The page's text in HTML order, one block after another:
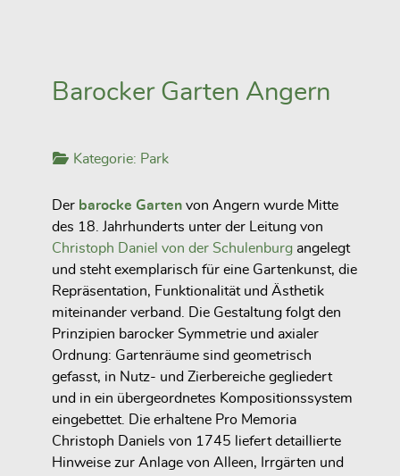
Barocker Garten Angern
Kategorie: Park
Der barocke Garten von Angern wurde Mitte
des 18. Jahrhunderts unter der Leitung von
Christoph Daniel von der Schulenburg angelegt
und steht exemplarisch für eine Gartenkunst, die
Repräsentation, Funktionalität und Ästhetik
miteinander verband. Die Gestaltung folgt den
Prinzipien barocker Symmetrie und axialer
Ordnung: Gartenräume sind geometrisch
gefasst, in Nutz- und Zierbereiche gegliedert
und in ein übergeordnetes Kompositionssystem
eingebettet. Die erhaltene Pro Memoria
Christoph Daniels von 1745 liefert detaillierte
Hinweise zur Anlage von Alleen, Irrgärten und